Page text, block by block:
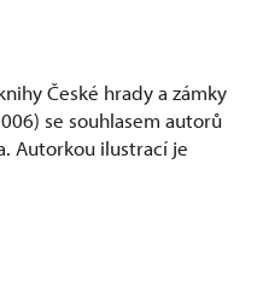
České hrady a zámky
se souhlasem autorů
Autorkou ilustrací je